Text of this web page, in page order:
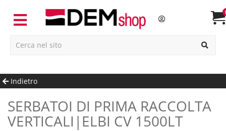
Indietro
SERBATOI DI PRIMA RACCOLTA
VERTICALI|ELBI CV 1500LT